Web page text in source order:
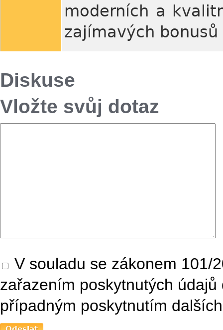
moderních a
zajímavých bonusů
Diskuse
Vložte svůj dotaz
V souladu se zákonem 101/
zařazením poskytnutých
případným poskytnutím